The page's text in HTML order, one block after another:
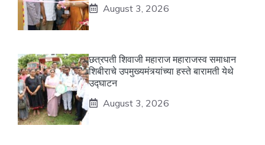
August 3, 2026
छत्रपती शिवाजी महाराज महाराजस्व समाधान
शिबीराचे उपमुख्यमंत्र्यांच्या हस्ते बारामती येथे
उद्घाटन
August 3, 2026